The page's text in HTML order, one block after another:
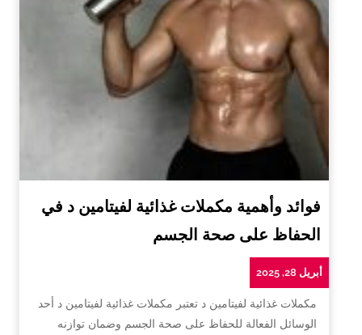
فوائد وأهمية مكملات غذائية لفيتامين د في
الحفاظ على صحة الجسم
أبريل 28, 2025
مكملات غذائية لفيتامين د تعتبر مكملات غذائية لفيتامين د أحد
الوسائل الفعالة للحفاظ على صحة الجسم وضمان توازنه